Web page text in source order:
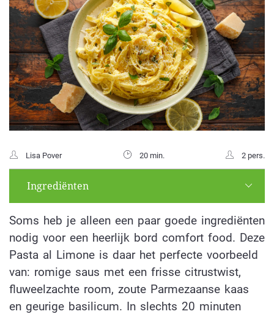
Lisa Pover 20 min. 2 pers.
Ingrediënten
Soms heb je alleen een paar goede ingrediënten
nodig voor een heerlijk bord comfort food. Deze
Pasta al Limone is daar het perfecte voorbeeld
van: romige saus met een frisse citrustwist,
fluweelzachte room, zoute Parmezaanse kaas
en geurige basilicum. In slechts 20 minuten